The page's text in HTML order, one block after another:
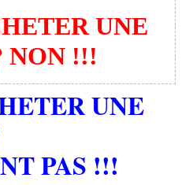
UNE
NON !!!
UNE
PAS !!!